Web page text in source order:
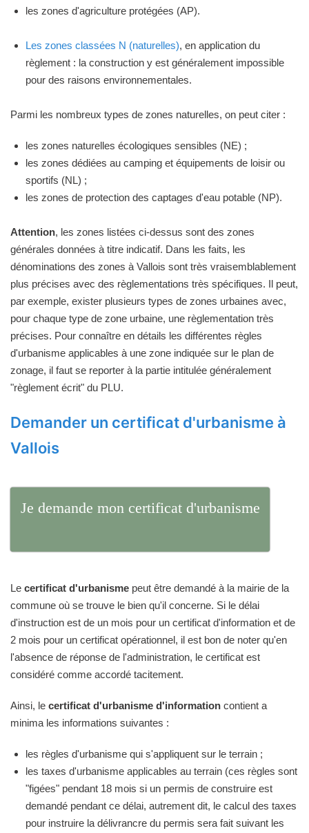
les zones d'agriculture protégées (AP).
Les zones classées N (naturelles), en application du
règlement : la construction y est généralement impossible
pour des raisons environnementales.
Parmi les nombreux types de zones naturelles, on peut citer :
les zones naturelles écologiques sensibles (NE) ;
les zones dédiées au camping et équipements de loisir ou
sportifs (NL) ;
les zones de protection des captages d'eau potable (NP).
Attention, les zones listées ci-dessus sont des zones
générales données à titre indicatif. Dans les faits, les
dénominations des zones à Vallois sont très vraisemblablement
plus précises avec des règlementations très spécifiques. Il peut,
par exemple, exister plusieurs types de zones urbaines avec,
pour chaque type de zone urbaine, une règlementation très
précises. Pour connaître en détails les différentes règles
d'urbanisme applicables à une zone indiquée sur le plan de
zonage, il faut se reporter à la partie intitulée généralement
"règlement écrit" du PLU.
Demander un certificat d'urbanisme à
Vallois
Je demande mon certificat d'urbanisme
Le certificat d'urbanisme peut être demandé à la mairie de la
commune où se trouve le bien qu'il concerne. Si le délai
d'instruction est de un mois pour un certificat d'information et de
2 mois pour un certificat opérationnel, il est bon de noter qu'en
l'absence de réponse de l'administration, le certificat est
considéré comme accordé tacitement.
Ainsi, le certificat d'urbanisme d'information contient a
minima les informations suivantes :
les règles d'urbanisme qui s'appliquent sur le terrain ;
les taxes d'urbanisme applicables au terrain (ces règles sont
"figées" pendant 18 mois si un permis de construire est
demandé pendant ce délai, autrement dit, le calcul des taxes
pour instruire la délivrancre du permis sera fait suivant les